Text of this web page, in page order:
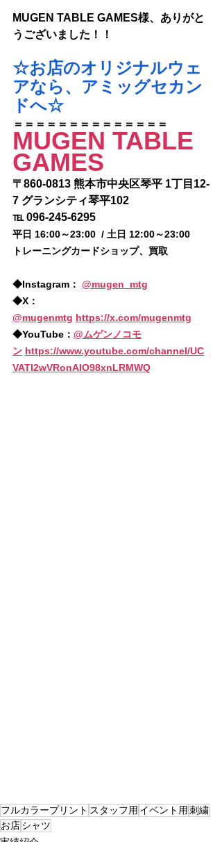
MUGEN TABLE GAMES様、ありがと
うございました！！
☆お店のオリジナルウェ
アなら、アミッグセカン
ドへ☆
＝＝＝＝＝＝＝＝＝＝＝＝＝＝
MUGEN TABLE
GAMES
〒860-0813 熊本市中央区琴平 1丁目12-
7 グランシティ琴平102
℡ 096-245-6295
平日 16:00～23:00  / 土日 12:00～23:00
トレーニングカードショップ、買取
◆Instagram： @mugen_mtg
◆X：
@mugenmtg https://x.com/mugenmtg
◆YouTube： @ムゲンノコモ
ン https://www.youtube.com/channel/UC
VATl2wVRonAIO98xnLRMWQ
フルカラープリント スタッフ用 イベント用 刺繍
お店シャツ